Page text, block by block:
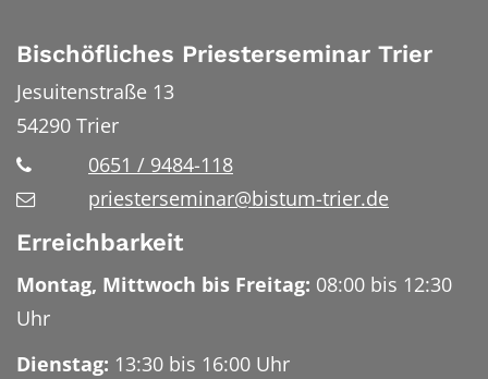
Bischöfliches Priesterseminar Trier
Jesuitenstraße 13
54290 Trier
0651 / 9484-118
priesterseminar@bistum-trier.de
Erreichbarkeit
Montag, Mittwoch bis Freitag: 08:00 bis 12:30
Uhr
Dienstag: 13:30 bis 16:00 Uhr